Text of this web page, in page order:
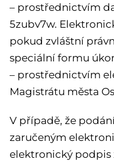
– prostřednictvím
5zubv7w.
pokud zvláštní
speciální formu
– prostřednictvím
Magistrátu města
V případě, že
zaručeným
elektronický podpis